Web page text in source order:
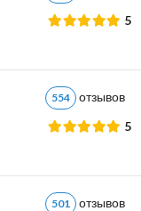
5
554
5
501